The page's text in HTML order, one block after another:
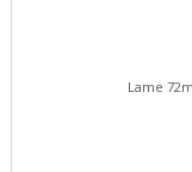
Lame